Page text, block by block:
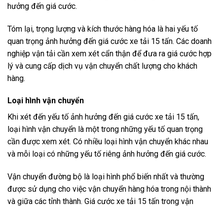
hưởng đến giá cước.
Tóm lại, trọng lượng và kích thước hàng hóa là hai yếu tố
quan trọng ảnh hưởng đến giá cước xe tải 15 tấn. Các doanh
nghiệp vận tải cần xem xét cẩn thận để đưa ra giá cước hợp
lý và cung cấp dịch vụ vận chuyển chất lượng cho khách
hàng.
Loại hình vận chuyển
Khi xét đến yếu tố ảnh hưởng đến giá cước xe tải 15 tấn,
loại hình vận chuyển là một trong những yếu tố quan trọng
cần được xem xét. Có nhiều loại hình vận chuyển khác nhau
và mỗi loại có những yếu tố riêng ảnh hưởng đến giá cước.
Vận chuyển đường bộ là loại hình phổ biến nhất và thường
được sử dụng cho việc vận chuyển hàng hóa trong nội thành
và giữa các tỉnh thành. Giá cước xe tải 15 tấn trong vận